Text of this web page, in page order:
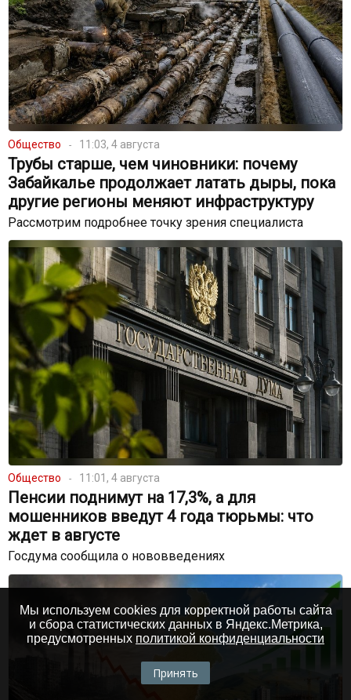
Общество 11:03, 4 августа
Трубы старше, чем чиновники: почему
Забайкалье продолжает латать дыры, пока
другие регионы меняют инфраструктуру
Рассмотрим подробнее точку зрения специалиста
Общество 11:01, 4 августа
Пенсии поднимут на 17,3%, а для
мошенников введут 4 года тюрьмы: что
ждет в августе
Госдума сообщила о нововведениях
Мы используем cookies для корректной работы сайта
и сбора статистических данных в Яндекс.Метрика,
предусмотренных политикой конфиденциальности
Принять